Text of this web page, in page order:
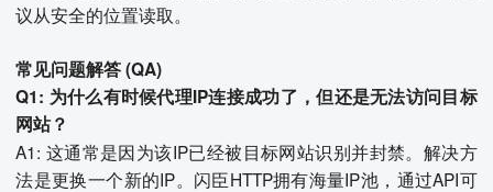
议从安全的位置读取。
常见问题解答 (QA)
Q1: 为什么有时候代理IP连接成功了，但还是无法访问目标
网站？
A1: 这通常是因为该IP已经被目标网站识别并封禁。解决方
法是更换一个新的IP。闪臣HTTP拥有海量IP池，通过API可